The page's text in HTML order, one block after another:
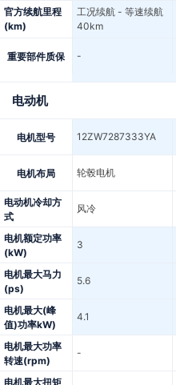
官方续航里程
(km)
工况续航 - 等速续航
40km
重要部件质保 -
电动机
电机型号 12ZW7287333YA
电机布局 轮毂电机
电动机冷却方
式
风冷
电机额定功率
(kW)
3
电机最大马力
(ps)
5.6
电机最大(峰
值)功率kW)
4.1
电机最大功率
转速(rpm)
-
电机最大扭矩